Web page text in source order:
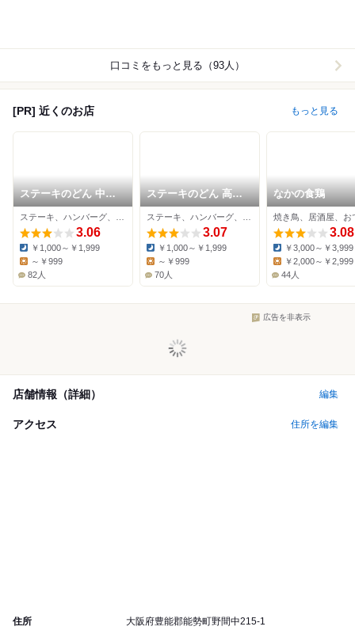
口コミをもっと見る（93人）
[PR] 近くのお店 もっと見る
ステーキのどん 中環
柴原店
3.06
Dinner:
￥1,000～￥1,999
Lunch:
～￥999
82人
ステーキのどん 高槻
店
3.07
Dinner:
￥1,000～￥1,999
Lunch:
～￥999
70人
なかの食鶏
焼き鳥、居酒屋、お
3.08
Dinner:
￥3,000～￥3,999
Lunch:
￥2,000～￥2,999
44人
広告を非表示
店舗情報（詳細） 編集
アクセス 住所を編集
住所 大阪府豊能郡能勢町野間中215-1